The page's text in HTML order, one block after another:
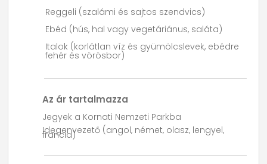
Reggeli (szalámi és sajtos szendvics)
Ebéd (hús, hal vagy vegetáriánus, saláta)
Italok (korlátlan víz és gyümölcslevek, ebédre
fehér és vörösbor)
Az ár tartalmazza
Jegyek a Kornati Nemzeti Parkba
Idegenvezető (angol, német, olasz, lengyel,
francia)